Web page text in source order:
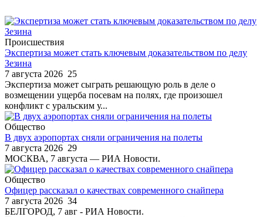
Происшествия
Экспертиза может стать ключевым доказательством по делу
Зезина
7 августа 2026 25
Экспертиза может сыграть решающую роль в деле о
возмещении ущерба посевам на полях, где произошел
конфликт с уральским у...
Общество
В двух аэропортах сняли ограничения на полеты
7 августа 2026 29
МОСКВА, 7 августа — РИА Новости.
Общество
Офицер рассказал о качествах современного снайпера
7 августа 2026 34
БЕЛГОРОД, 7 авг - РИА Новости.